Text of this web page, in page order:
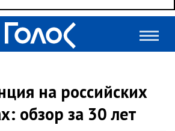
на российских
обзор за 30 лет